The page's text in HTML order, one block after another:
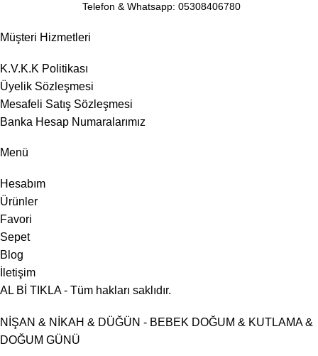
Telefon & Whatsapp: 05308406780
Müşteri Hizmetleri
K.V.K.K Politikası
Üyelik Sözleşmesi
Mesafeli Satış Sözleşmesi
Banka Hesap Numaralarımız
Menü
Hesabım
Ürünler
Favori
Sepet
Blog
İletişim
AL Bİ TIKLA - Tüm hakları saklıdır.
NİŞAN & NİKAH & DÜĞÜN - BEBEK DOĞUM & KUTLAMA &
DOĞUM GÜNÜ